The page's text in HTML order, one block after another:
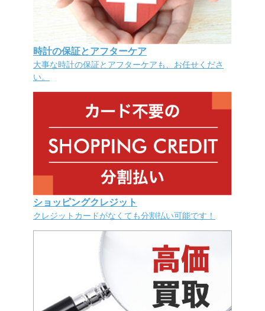
時計の保証とアフターケア
大事な時計の保証とアフターケアも、お任せくださ
い。
ショッピングクレジット
クレジットカードがなくても分割払い可能です！